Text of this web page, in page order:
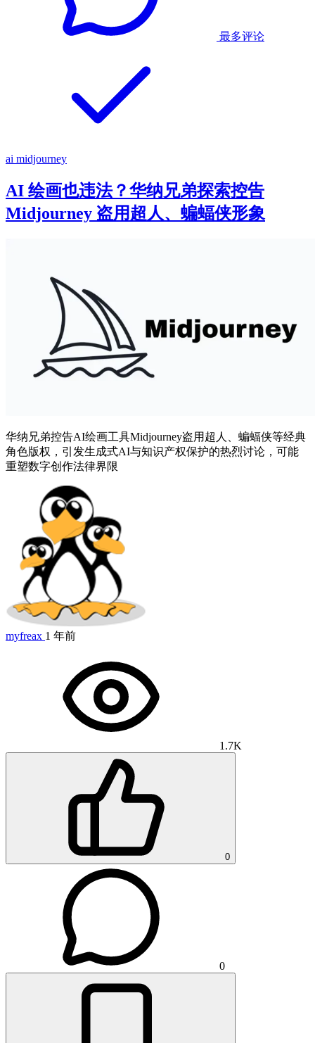
最多评论
ai midjourney
AI 绘画也违法？华纳兄弟探索控告
Midjourney 盗用超人、蝙蝠侠形象
华纳兄弟控告AI绘画工具Midjourney盗用超人、蝙蝠侠等经典
角色版权，引发生成式AI与知识产权保护的热烈讨论，可能
重塑数字创作法律界限
myfreax 1 年前
1.7K
0
0